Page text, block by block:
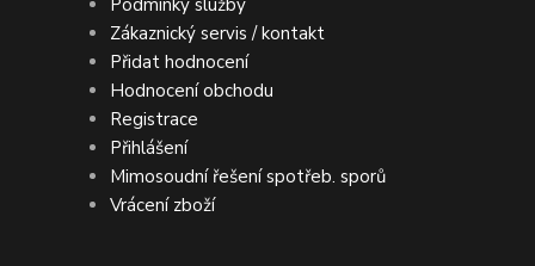
Podmínky služby
Zákaznický servis / kontakt
Přidat hodnocení
Hodnocení obchodu
Registrace
Přihlášení
Mimosoudní řešení spotřeb. sporů
Vrácení zboží